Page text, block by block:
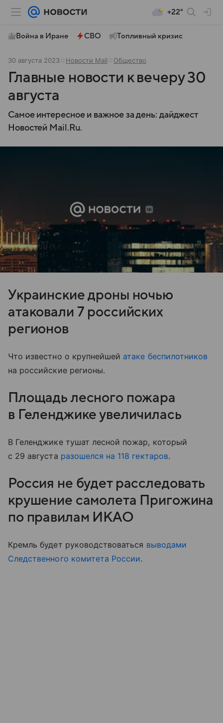
+22°
Война в Иране СВО Топливный кризис
30 августа 2023 Новости Mail Общество
Главные новости к вечеру 30
августа
Самое интересное и важное за день: дайджест
Новостей Mail.Ru.
Украинские дроны ночью
атаковали 7 российских
регионов
Что известно о крупнейшей атаке беспилотников
на российские регионы.
Площадь лесного пожара
в Геленджике увеличилась
В Геленджике тушат лесной пожар, который
с 29 августа разошелся на 118 гектаров.
Россия не будет расследовать
крушение самолета Пригожина
по правилам ИКАО
Кремль будет руководствоваться выводами
Следственного комитета России.